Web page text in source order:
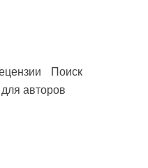
Поиск
авторов